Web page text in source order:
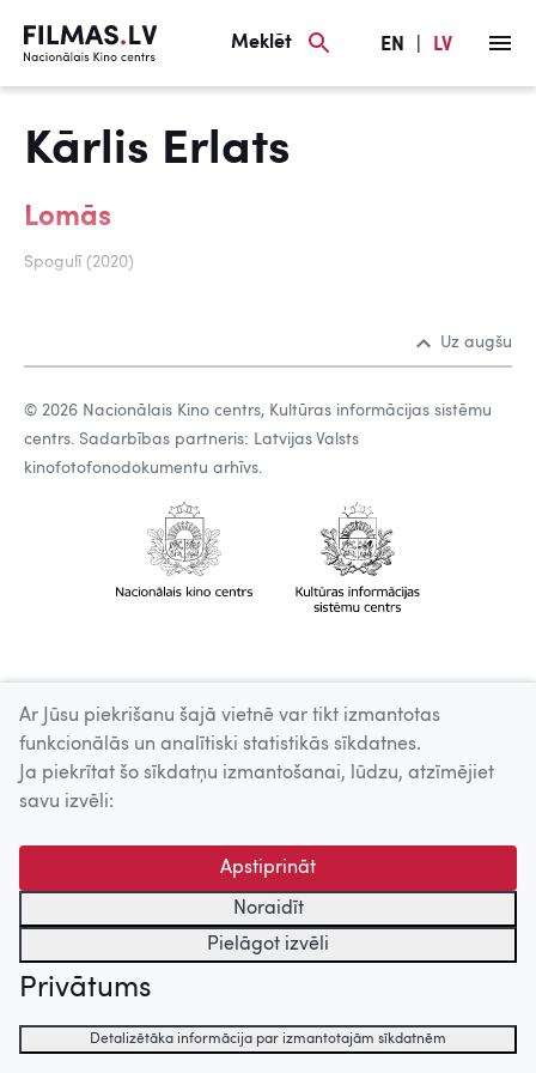
Meklēt EN LV
Kārlis Erlats
Lomās
Spogulī (2020)
Uz augšu
© 2026 Nacionālais Kino centrs, Kultūras informācijas sistēmu
centrs. Sadarbības partneris: Latvijas Valsts
kinofotofonodokumentu arhīvs.
Ar Jūsu piekrišanu šajā vietnē var tikt izmantotas
funkcionālās un analītiski statistikās sīkdatnes.
Ja piekrītat šo sīkdatņu izmantošanai, lūdzu, atzīmējiet
savu izvēli:
Apstiprināt
Noraidīt
Pielāgot izvēli
Privātums
Detalizētāka informācija par izmantotajām sīkdatnēm